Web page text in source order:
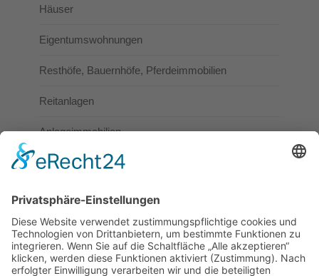
Häuser
Eigentumswohnungen
Resthöfe, Bauernhöfe, Pferdeimmobilien
Reitanlagen
Anlageimmobilien
Gewerbeimmobilien
Immobilien zur Vermietung